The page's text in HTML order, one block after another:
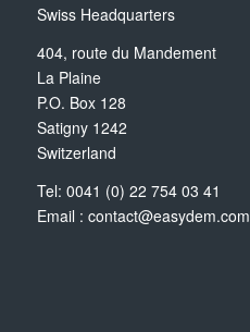
Swiss Headquarters
404, route du Mandement
La Plaine
P.O. Box 128
Satigny 1242
Switzerland
Tel: 0041 (0) 22 754 03 41
Email : contact@easydem.com